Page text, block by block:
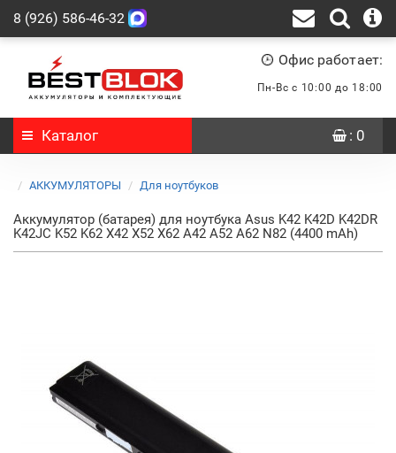
8 (926) 586-46-32
Офис работает:
Пн-Вс с 10:00 до 18:00
Каталог : 0
АККУМУЛЯТОРЫ Для ноутбуков
Аккумулятор (батарея) для ноутбука Asus K42 K42D K42DR
K42JC K52 K62 X42 X52 X62 A42 A52 A62 N82 (4400 mAh)